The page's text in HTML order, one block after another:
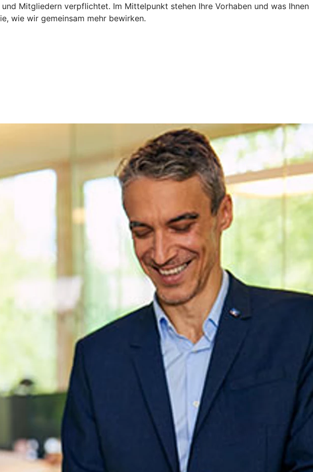
Mitgliedern verpflichtet. Im Mittelpunkt stehen Ihre Vorhaben und was Ihnen
wie wir gemeinsam mehr bewirken.